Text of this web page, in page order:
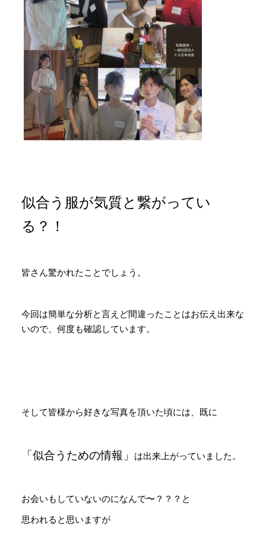
似合う服が気質と繋がってい
る？！
皆さん驚かれたことでしょう。
今回は簡単な分析と言えど間違ったことはお伝え出来な
いので、何度も確認しています。
そして皆様から好きな写真を頂いた頃には、既に
「似合うための情報」 は出来上がっていました。
お会いもしていないのになんで〜？？？と
思われると思いますが